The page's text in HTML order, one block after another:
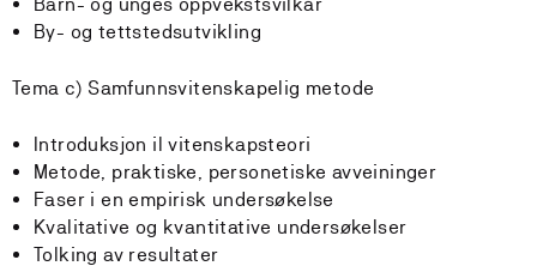
By- og tettstedsutvikling
Tema c) Samfunnsvitenskapelig metode
Introduksjon il vitenskapsteori
Metode, praktiske, personetiske avveininger
Faser i en empirisk undersøkelse
Kvalitative og kvantitative undersøkelser
Tolking av resultater